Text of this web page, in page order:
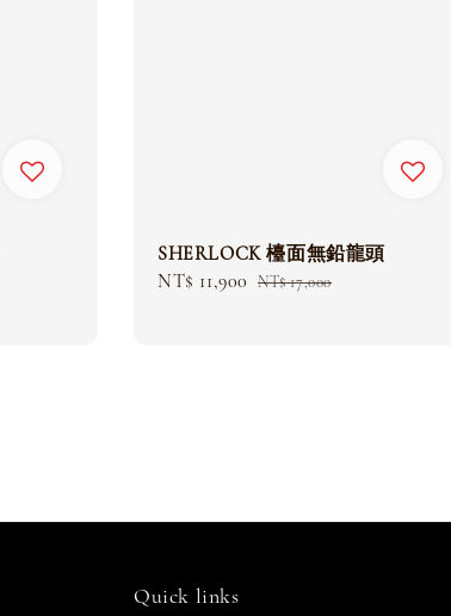
SHERLOCK 檯面無鉛龍頭
Sale
NT$ 11,900 Regular
NT$ 17,000
Quick links